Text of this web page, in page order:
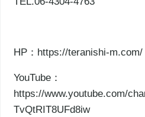
HP： https://teranishi-m.com/
YouTube：
https://www.youtube.com/
TvQtRIT8UFd8iw